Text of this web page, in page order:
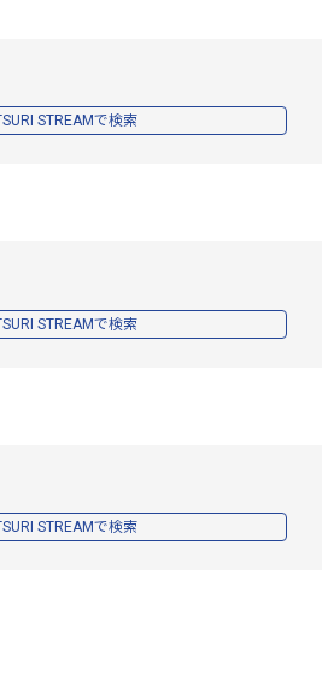
STREAMで検索
STREAMで検索
STREAMで検索